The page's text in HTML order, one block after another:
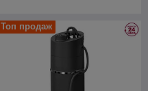
Топ продаж